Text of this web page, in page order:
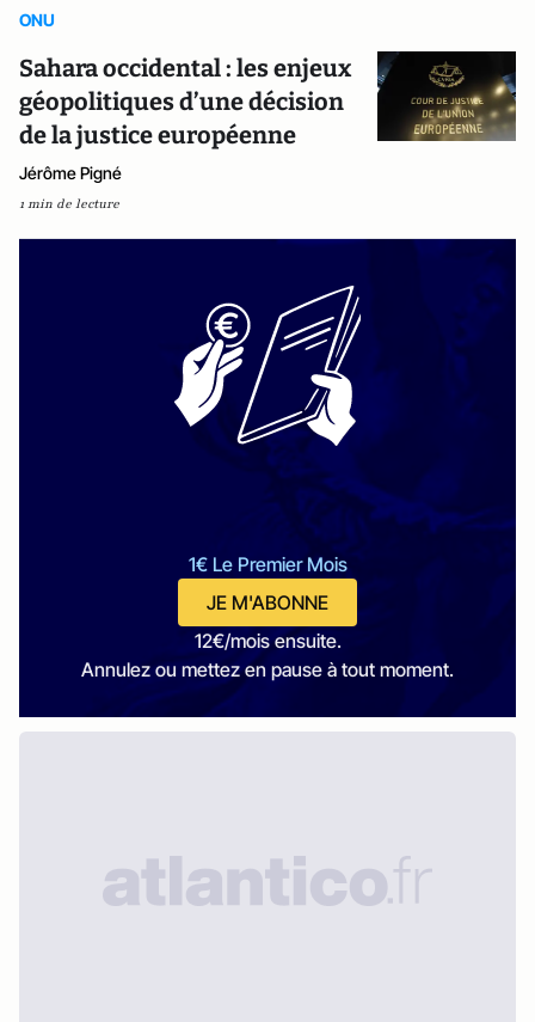
ONU
Sahara occidental : les enjeux
géopolitiques d’une décision
de la justice européenne
Jérôme Pigné
1 min de lecture
1€ Le Premier Mois
JE M'ABONNE
12€/mois ensuite.
Annulez ou mettez en pause à tout moment.